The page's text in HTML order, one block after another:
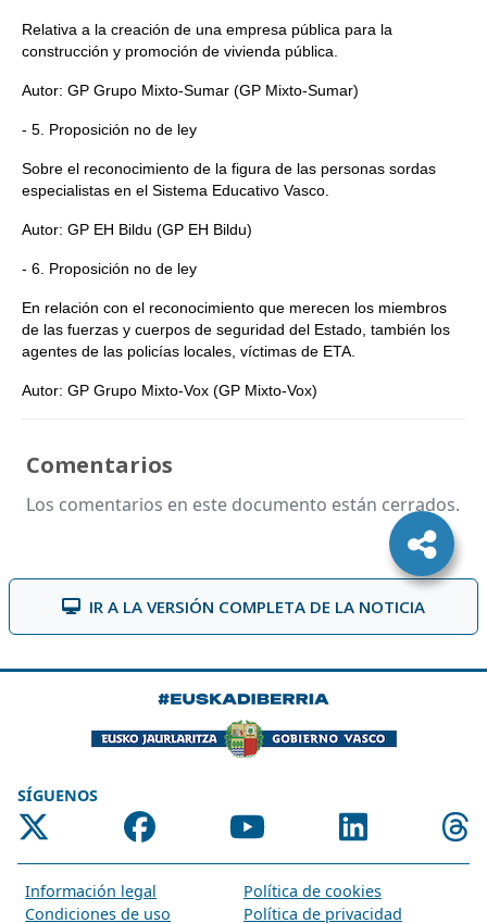
Relativa a la creación de una empresa pública para la
construcción y promoción de vivienda pública.
Autor: GP Grupo Mixto-Sumar (GP Mixto-Sumar)
- 5. Proposición no de ley
Sobre el reconocimiento de la figura de las personas sordas
especialistas en el Sistema Educativo Vasco.
Autor: GP EH Bildu (GP EH Bildu)
- 6. Proposición no de ley
En relación con el reconocimiento que merecen los miembros
de las fuerzas y cuerpos de seguridad del Estado, también los
agentes de las policías locales, víctimas de ETA.
Autor: GP Grupo Mixto-Vox (GP Mixto-Vox)
Comentarios
Los comentarios en este documento están cerrados.
IR A LA VERSIÓN COMPLETA DE LA NOTICIA
SÍGUENOS
Información legal
Política de cookies
Condiciones de uso
Política de privacidad